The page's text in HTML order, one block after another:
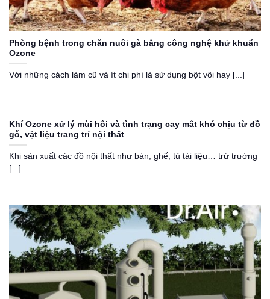
Phòng bệnh trong chăn nuôi gà bằng công nghệ khử khuẩn
Ozone
Với những cách làm cũ và ít chi phí là sử dụng bột vôi hay [...]
Khí Ozone xử lý mùi hôi và tình trạng cay mắt khó chịu từ đồ
gỗ, vật liệu trang trí nội thất
Khi sản xuất các đồ nội thất như bàn, ghế, tủ tài liệu… trừ trường
[...]